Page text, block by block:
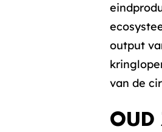
output
van de
OUD